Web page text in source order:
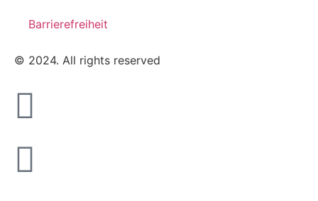
Barrierefreiheit
© 2024. All rights reserved